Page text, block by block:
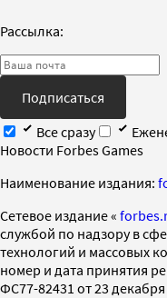
Рассылка:
Подписаться
Все сразу
Новости Forbes Games
Наименование издания:
Cетевое издание «
службой по надзору в
технологий и массовых
номер и дата принятия
ФС77-82431 от 23 декабря